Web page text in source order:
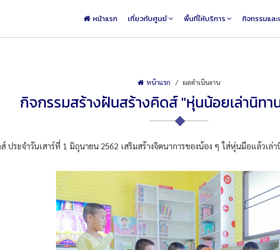
หน้าแรก เกี่ยวกับศูนย์ พื้นที่ให้บริการ กิจกรรมแล
หน้าแรก ผลดำเนินงาน
กิจกรรมสร้างฝันสร้างคิดส์ "หุ่นน้อยเล่านิทา
ะจำวันเสาร์ที่ 1 มิถุนายน 2562 เสริมสร้างจิตนาการของน้อง ๆ ใส่หุ่นมือแล้วเล่